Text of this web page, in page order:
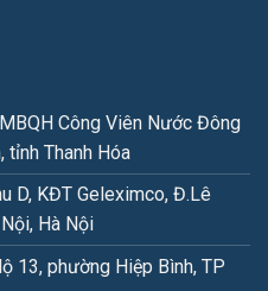
Công Viên Nước Đông
tỉnh Thanh Hóa
D, KĐT Geleximco, Đ.Lê
Hà Nội
13, phường Hiệp Bình, TP